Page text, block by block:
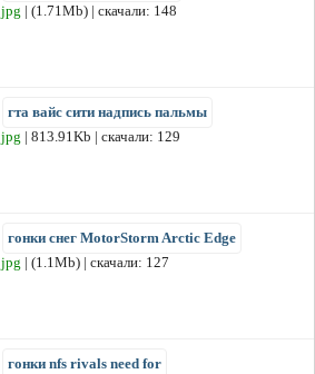
jpg | (1.71Mb) | скачали: 148
гта вайс сити надпись пальмы
jpg | 813.91Kb | скачали: 129
гонки снег MotorStorm Arctic Edge
jpg | (1.1Mb) | скачали: 127
гонки nfs rivals need for